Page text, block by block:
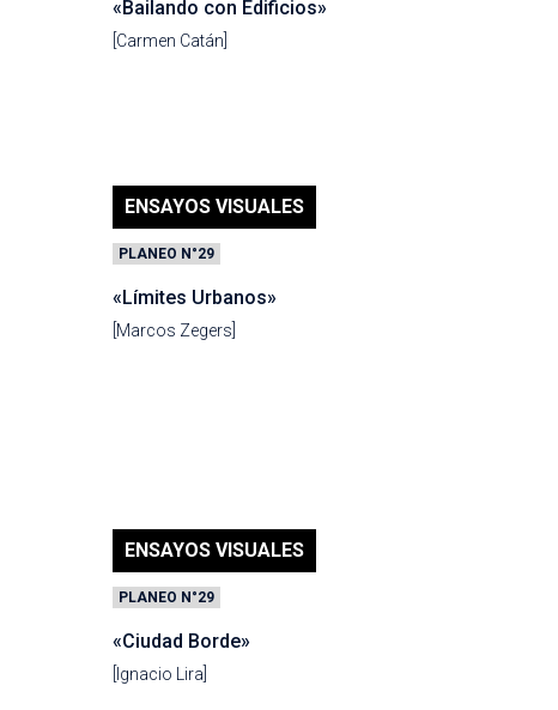
«Bailando con Edificios»
[Carmen Catán]
ENSAYOS VISUALES
PLANEO N°29
«Límites Urbanos»
[Marcos Zegers]
ENSAYOS VISUALES
PLANEO N°29
«Ciudad Borde»
[Ignacio Lira]